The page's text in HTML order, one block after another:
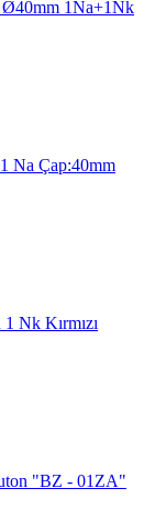
Ø40mm 1Na+1Nk
Na Çap:40mm
Nk Kırmızı
"BZ - 01ZA"